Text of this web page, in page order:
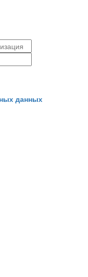
данных